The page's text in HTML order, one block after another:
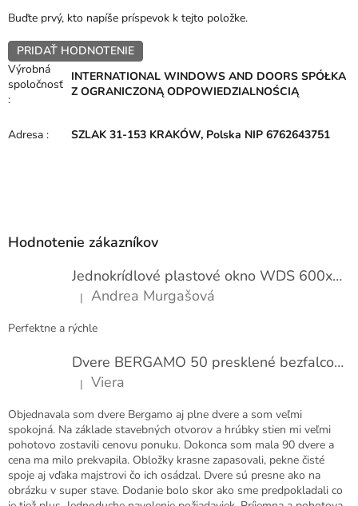
Buďte prvý, kto napíše príspevok k tejto položke.
PRIDAŤ HODNOTENIE
Výrobná
spoločnosť
:
INTERNATIONAL WINDOWS AND DOORS SPÓŁKA
Z OGRANICZONĄ ODPOWIEDZIALNOŚCIĄ
Adresa : SZLAK 31-153 KRAKÓW, Polska NIP 6762643751
Hodnotenie zákazníkov
Jednokrídlové plastové okno WDS 600x1000
Hodnotenie produktu je 5 z 5 hviezdičiek.
| Andrea Murgašová
Perfektne a rýchle
Dvere BERGAMO 50 presklené bezfalcové EXTRA
Hodnotenie produktu je 5 z 5 hviezdičiek.
| Viera
Objednavala som dvere Bergamo aj plne dvere a som veľmi
spokojná. Na základe stavebných otvorov a hrúbky stien mi veľmi
pohotovo zostavili cenovu ponuku. Dokonca som mala 90 dvere a
cena ma milo prekvapila. Obložky krasne zapasovali, pekne čisté
spoje aj vďaka majstrovi čo ich osádzal. Dvere sú presne ako na
obrázku v super stave. Dodanie bolo skor ako sme predpokladali co